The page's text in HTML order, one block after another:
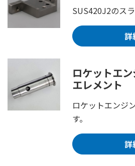
SUS420J2のス
詳
ロケットエ
エレメント
ロケットエンジ
す。
詳